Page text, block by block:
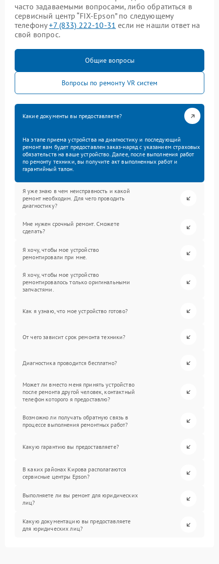
часто задаваемыми вопросами, либо обратиться в
сервисный центр “FIX-Epson” по следующему
телефону+7 (833) 222-10-31 если не нашли ответ на
свой вопрос.
Общие вопросы
Вопросы по ремонту VR систем
Какие документы вы предоставляете?
На этапе приема устройства на диагностику и последующий
ремонт вам будет предоставлен заказ-наряд с указанием страховых
обязательств на ваше устройство. Далее, после выполнения работ
по ремонту техники, вы получите акт выполненных работ и
гарантийный талон.
Я уже знаю в чем неисправность и какой
ремонт необходим. Для чего проводить
диагностику?
Мне нужен срочный ремонт. Сможете
сделать?
Я хочу, чтобы мое устройство
ремонтировали при мне.
Я хочу, чтобы мое устройство
ремонтировалось только оригинальными
запчастями.
Как я узнаю, что мое устройство готово?
От чего зависит срок ремонта техники?
Диагностика проводится бесплатно?
Может ли вместо меня принять устройство
после ремонта другой человек, контактный
телефон которого я предоставлю?
Возможно ли получать обратную связь в
процессе выполнения ремонтных работ?
Какую гарантию вы предоставляете?
В каких районах Кирова располагаются
сервисные центры Epson?
Выполняете ли вы ремонт для юридических
лиц?
Какую документацию вы предоставляете
для юридических лиц?